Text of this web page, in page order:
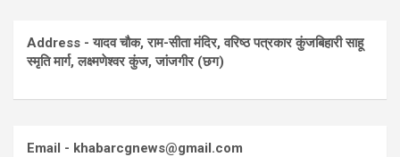
Address - यादव चौक, राम-सीता मंदिर, वरिष्ठ पत्रकार कुंजबिहारी साहू
स्मृति मार्ग, लक्ष्मणेश्वर कुंज, जांजगीर (छग)
Email - khabarcgnews@gmail.com